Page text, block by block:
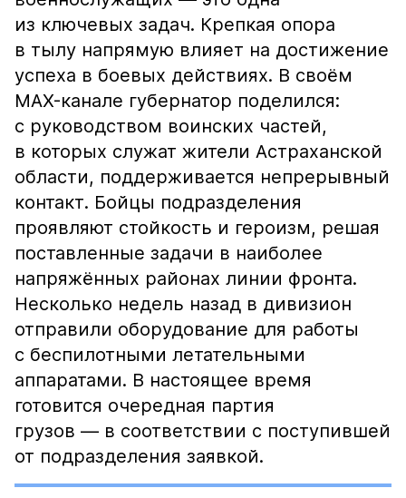
из ключевых задач. Крепкая опора
в тылу напрямую влияет на достижение
успеха в боевых действиях. В своём
MAX-канале губернатор поделился:
с руководством воинских частей,
в которых служат жители Астраханской
области, поддерживается непрерывный
контакт. Бойцы подразделения
проявляют стойкость и героизм, решая
поставленные задачи в наиболее
напряжённых районах линии фронта.
Несколько недель назад в дивизион
отправили оборудование для работы
с беспилотными летательными
аппаратами. В настоящее время
готовится очередная партия
грузов — в соответствии с поступившей
от подразделения заявкой.